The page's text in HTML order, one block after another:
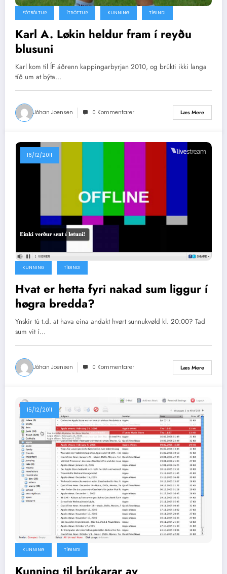
FÓTBÓLTUR ÍTRÓTTUR KUNNING TÍÐINDI
Karl A. Løkin heldur fram í reyðu
blusuni
Karl kom til ÍF áðrenn kappingarbyrjan 2010, og brúkti ikki langa
tíð um at býta…
Jóhan Joensen 0 Kommentarer Læs Mere
16/12/2011
KUNNING TÍÐINDI
Hvat er hetta fyri nakad sum liggur í
høgra bredda?
Ynskir tú t.d. at hava eina andakt hvørt sunnukvøld kl. 20:00? Tad
sum vit í…
Jóhan Joensen 0 Kommentarer Læs Mere
15/12/2011
KUNNING TÍÐINDI